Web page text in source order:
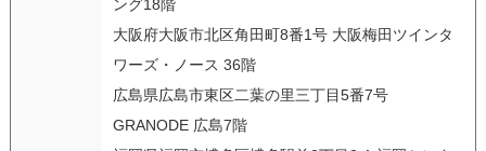
ング18階
大阪府大阪市北区角田町8番1号 大阪梅田ツインタ
ワーズ・ノース 36階
広島県広島市東区二葉の里三丁目5番7号
GRANODE 広島7階